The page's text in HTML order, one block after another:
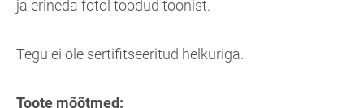
ja erineda fotol toodud toonist.
Tegu ei ole sertifitseeritud helkuriga.
Toote mõõtmed: